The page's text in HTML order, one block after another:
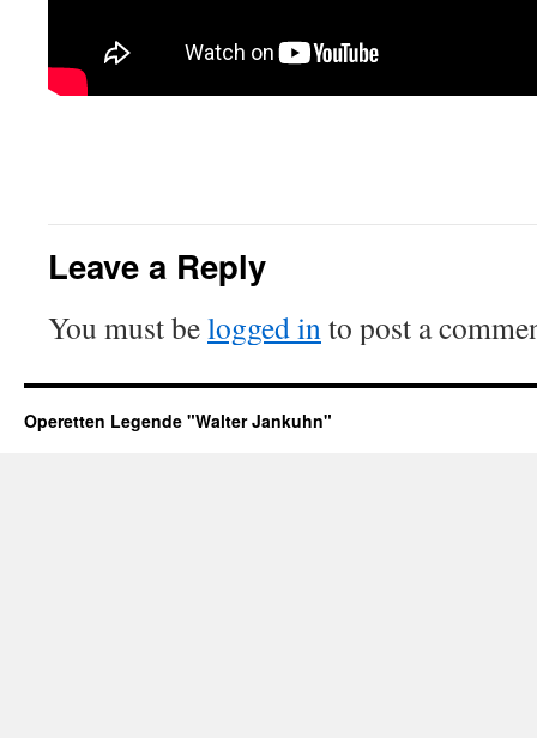
Leave a Reply
You must belogged into post a
Operetten Legende "Walter Jankuhn"